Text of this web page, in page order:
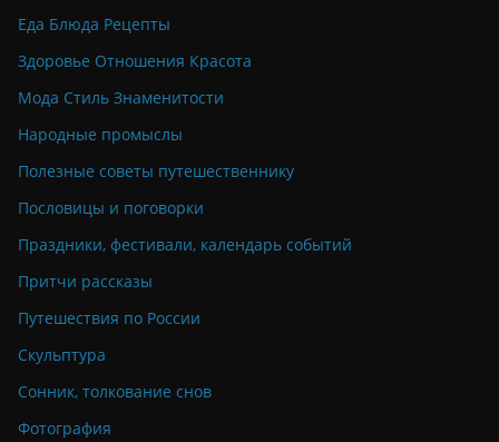
Еда Блюда Рецепты
Здоровье Отношения Красота
Мода Стиль Знаменитости
Народные промыслы
Полезные советы путешественнику
Пословицы и поговорки
Праздники, фестивали, календарь событий
Притчи рассказы
Путешествия по России
Скульптура
Сонник, толкование снов
Фотография